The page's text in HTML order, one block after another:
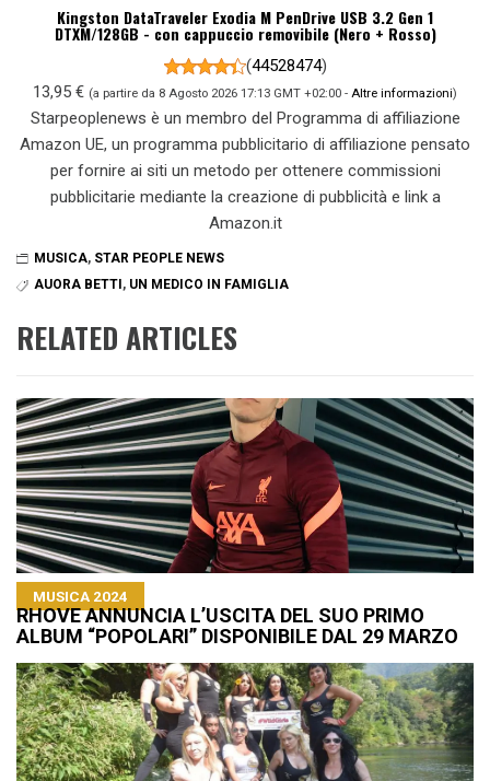
Kingston DataTraveler Exodia M PenDrive USB 3.2 Gen 1
DTXM/128GB - con cappuccio removibile (Nero + Rosso)
(44528474)
13,95 € (a partire da 8 Agosto 2026 17:13 GMT +02:00 - Altre informazioni)
Starpeoplenews è un membro del Programma di affiliazione
Amazon UE, un programma pubblicitario di affiliazione pensato
per fornire ai siti un metodo per ottenere commissioni
pubblicitarie mediante la creazione di pubblicità e link a
Amazon.it
MUSICA, STAR PEOPLE NEWS
AUORA BETTI , UN MEDICO IN FAMIGLIA
RELATED ARTICLES
MUSICA 2024
RHOVE ANNUNCIA L’USCITA DEL SUO PRIMO
ALBUM “POPOLARI” DISPONIBILE DAL 29 MARZO